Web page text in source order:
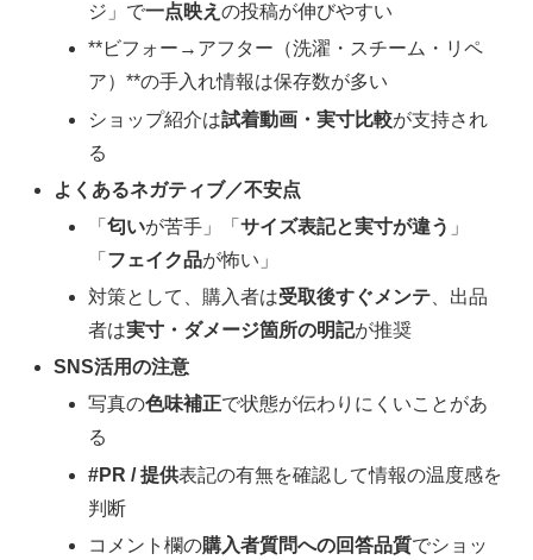
ジ」で一点映えの投稿が伸びやすい
**ビフォー→アフター（洗濯・スチーム・リペ
ア）**の手入れ情報は保存数が多い
ショップ紹介は試着動画・実寸比較が支持され
る
よくあるネガティブ／不安点
「匂いが苦手」「サイズ表記と実寸が違う 」
「 フェイク品が怖い」
対策として、購入者は受取後すぐメンテ 、出品
者は実寸・ダメージ箇所の明記が推奨
SNS活用の注意
写真の色味補正で状態が伝わりにくいことがあ
る
#PR / 提供表記の有無を確認して情報の温度感を
判断
コメント欄の購入者質問への回答品質でショッ